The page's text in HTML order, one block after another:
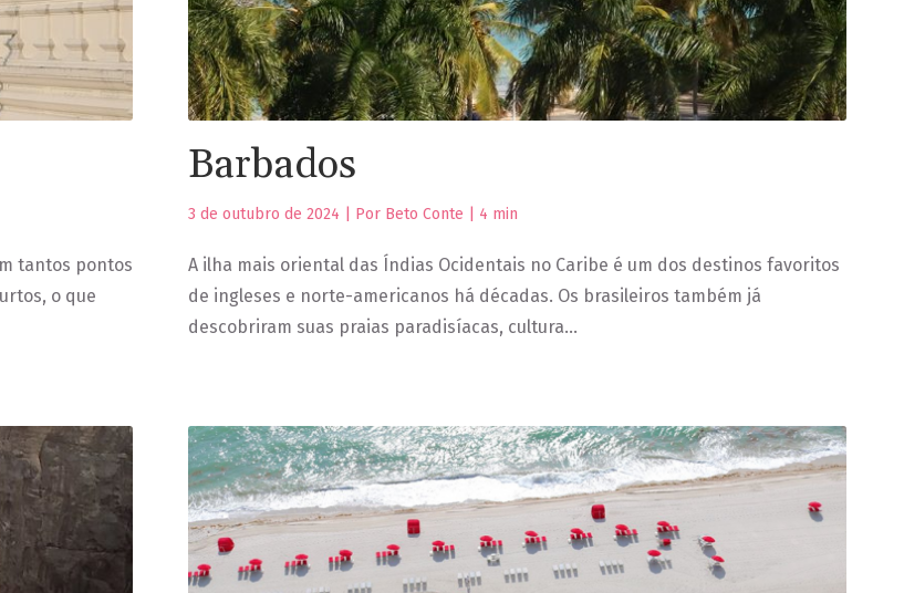
tantos pontos
o que
Barbados
3 de outubro de 2024 | Por Beto Conte | 4 min
A ilha mais oriental das Índias Ocidentais no Caribe é um dos destinos favoritos
de ingleses e norte-americanos há décadas. Os brasileiros também já
descobriram suas praias paradisíacas, cultura…